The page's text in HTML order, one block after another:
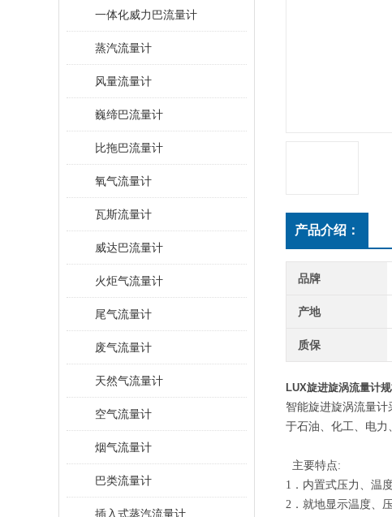
一体化威力巴流量计
蒸汽流量计
风量流量计
巍缔巴流量计
比拖巴流量计
氧气流量计
瓦斯流量计
威达巴流量计
火炬气流量计
尾气流量计
废气流量计
天然气流量计
空气流量计
烟气流量计
巴类流量计
插入式蒸汽流量计
产品介绍：
品牌
产地
质保
LUX旋进旋涡流量计
智能旋进旋涡流量
于石油、化工、电
主要特点:
1．内置式压力、温
2．就地显示温度、